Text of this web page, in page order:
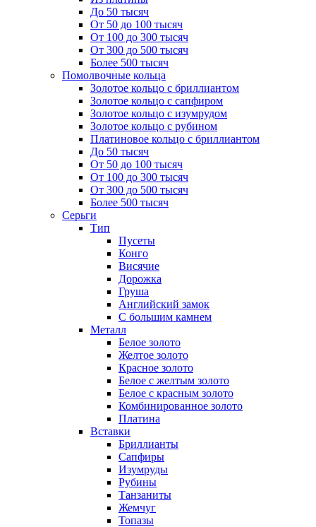
До 50 тысяч
От 50 до 100 тысяч
От 100 до 300 тысяч
От 300 до 500 тысяч
Более 500 тысяч
Помолвочные кольца
Золотое кольцо с бриллиантом
Золотое кольцо с сапфиром
Золотое кольцо с изумрудом
Золотое кольцо с рубином
Платиновое кольцо с бриллиантом
До 50 тысяч
От 50 до 100 тысяч
От 100 до 300 тысяч
От 300 до 500 тысяч
Более 500 тысяч
Серьги
Тип
Пусеты
Конго
Висячие
Дорожка
Груша
Английский замок
С большим камнем
Металл
Белое золото
Желтое золото
Красное золото
Белое с желтым золото
Белое с красным золото
Комбинированное золото
Платина
Вставки
Бриллианты
Сапфиры
Изумруды
Рубины
Танзаниты
Жемчуг
Топазы